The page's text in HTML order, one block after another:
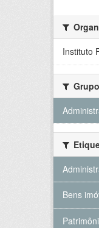
Instituto
Bens